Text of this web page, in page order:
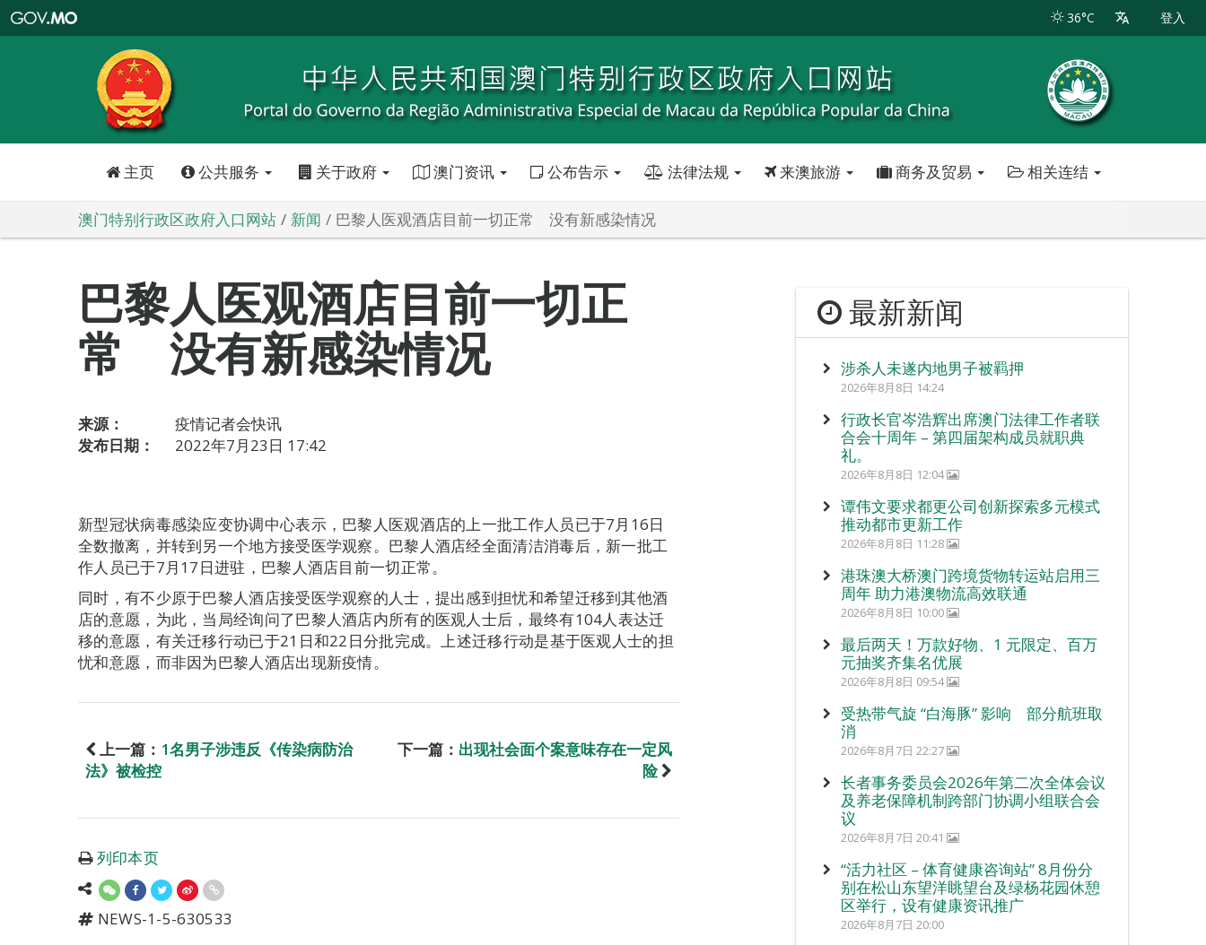
特
政
区
政
口
36°C 登入
主页 公共服务 关于政府 澳门资讯 公布告示 法律法规 来澳旅游 商务及贸易 相关连结
澳门特别行政区政府入口网站 新闻 巴黎人医观酒店目前一切正常 没有新感染情况
巴黎人医观酒店目前一切正
常 没有新感染情况
来源：
疫情记者会快讯
发布日期：
2022年7月23日 17:42
新型冠状病毒感染应变协调中心表示，巴黎人医观酒店的上一批工作人员已于7月16日
全数撤离，并转到另一个地方接受医学观察。巴黎人酒店经全面清洁消毒后，新一批工
作人员已于7月17日进驻，巴黎人酒店目前一切正常。
同时，有不少原于巴黎人酒店接受医学观察的人士，提出感到担忧和希望迁移到其他酒
店的意愿，为此，当局经询问了巴黎人酒店内所有的医观人士后，最终有104人表达迁
移的意愿，有关迁移行动已于21日和22日分批完成。上述迁移行动是基于医观人士的担
忧和意愿，而非因为巴黎人酒店出现新疫情。
上一篇： 1名男子涉违反《传染病防治
法》被检控
下一篇： 出现社会面个案意味存在一定风
险
列印本页
NEWS-1-5-630533
最新新闻
涉杀人未遂内地男子被羁押
2026年8月8日 14:24
行政长官岑浩辉出席澳门法律工作者联
合会十周年 – 第四届架构成员就职典
礼。
2026年8月8日 12:04
谭伟文要求都更公司创新探索多元模式
推动都市更新工作
2026年8月8日 11:28
港珠澳大桥澳门跨境货物转运站启用三
周年 助力港澳物流高效联通
2026年8月8日 10:00
最后两天！万款好物、1 元限定、百万
元抽奖齐集名优展
2026年8月8日 09:54
受热带气旋 “白海豚” 影响 部分航班取
消
2026年8月7日 22:27
长者事务委员会2026年第二次全体会议
及养老保障机制跨部门协调小组联合会
议
2026年8月7日 20:41
“活力社区 – 体育健康咨询站” 8月份分
别在松山东望洋眺望台及绿杨花园休憩
区举行，设有健康资讯推广
2026年8月7日 20:00